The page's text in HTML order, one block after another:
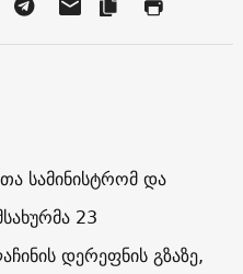
სამინისტრომ და
23
დერეფნის გზაზე,